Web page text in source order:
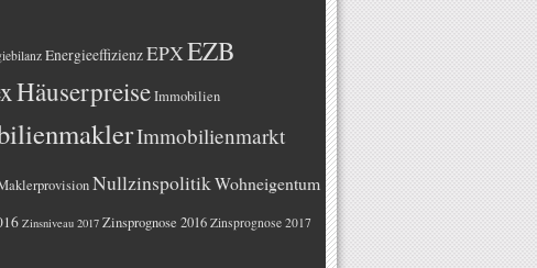
EnergieeffizienzEPXEZB
HäuserpreiseImmobilien
Immobilienmarkt
NullzinspolitikWohneigentum
Zinsniveau 2017 Zinsprognose 2016 Zinsprognose 2017